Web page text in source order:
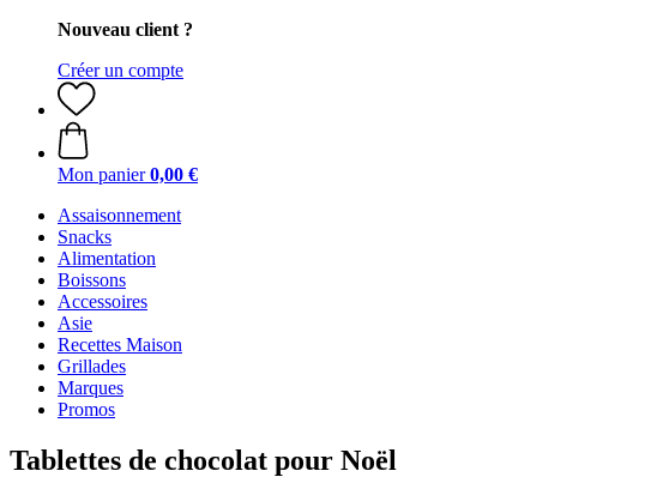
Nouveau client ?
Créer un compte
Mon panier 0,00 €
Assaisonnement
Snacks
Alimentation
Boissons
Accessoires
Asie
Recettes Maison
Grillades
Marques
Promos
Tablettes de chocolat pour Noël